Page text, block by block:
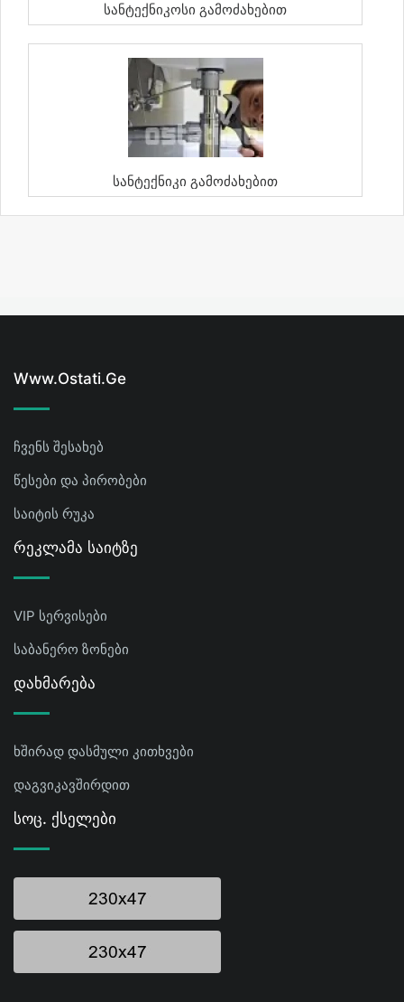
Სანტექნიკოსი Გამოძახებით
Სანტექნიკი Გამოძახებით
Www.ostati.ge
ჩვენს შესახებ
წესები და პირობები
საიტის რუკა
Რეკლამა Საიტზე
VIP სერვისები
საბანერო ზონები
Დახმარება
ხშირად დასმული კითხვები
დაგვიკავშირდით
Სოც. Ქსელები